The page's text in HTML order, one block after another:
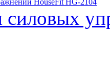
силовых